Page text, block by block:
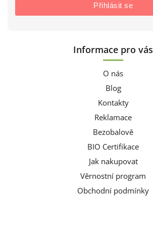
Přihlásit se
Informace pro vás
O nás
Blog
Kontakty
Reklamace
Bezobalově
BIO Certifikace
Jak nakupovat
Věrnostní program
Obchodní podmínky